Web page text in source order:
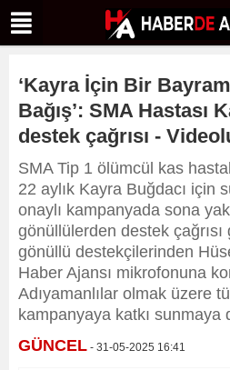
‘Kayra İçin Bir
Bağış’: SMA Hastası
destek çağrısı -
SMA Tip 1 ölümcül kas
22 aylık Kayra Buğdacı için
onaylı kampanyada sona
gönüllülerden destek çağrısı
gönüllü destekçilerinden
Haber Ajansı mikrofonuna
Adıyamanlılar olmak üzere
kampanyaya katkı sunmaya
GÜNCEL - 31-05-2025 16:41